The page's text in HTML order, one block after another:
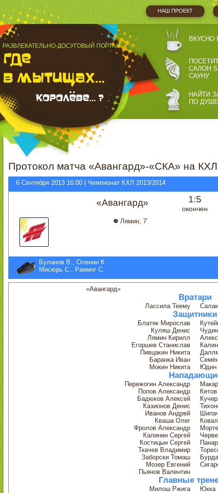
НАШ ПРОЕКТ
РАЗВЛЕКАТЕЛЬНО-ДОСУГОВЫЙ ПОРТАЛ
ВКУСНО
САЛОН
САУНУ
НАЙТИ
ПО ДУШЕ
Протокол матча «Авангард»-«СКА» на
6 Сентября 2013 16:00 | Чемпионат КХЛ 2013/2014
«Авангард» 1:5
окончен
Лямин, 7´
Буланов В., Оленин К.
Мисюрь С., Раминг С.
«Авангард»
Вратари
Лассила Теему
Защитники
Блатяк Мирослав
Куляш Денис
Лямин Кирилл
Егоршев Станислав
Пивцакин Никита
Баранка Иван
Мокин Никита
Юдин
Пережогин Александр
Попов Александр
Бадюков Алексей
Казионов Денис
Иванов Андрей
Кваша Олег
Фролов Александр
Калинин Сергей
Костицын Сергей
Ткачев Владимир
Заборски Томаш
Мозер Евгений
Пьянов Валентин
Главные
Милош Ржига Юкка